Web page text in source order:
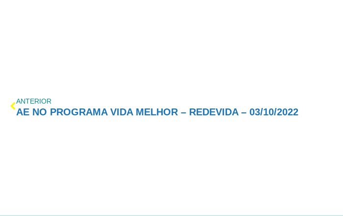
ANTERIOR
AE NO PROGRAMA VIDA MELHOR – REDEVIDA – 03/10/2022